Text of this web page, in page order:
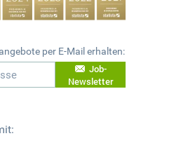
per E-Mail erhalten:
Job-
Newsletter